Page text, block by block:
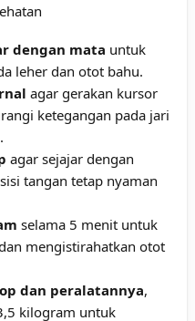
dengan mata untuk
leher dan otot bahu.
agar gerakan kursor
ketegangan pada jari
agar sejajar dengan
tangan tetap nyaman
selama 5 menit untuk
mengistirahatkan otot
dan peralatannya,
kilogram untuk